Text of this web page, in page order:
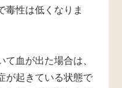
毒性は低くなりま
て血が出た場合は、
が起きている状態で